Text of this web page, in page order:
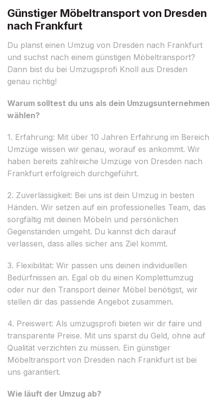
Günstiger Möbeltransport von Dresden
nach Frankfurt
Du planst einen Umzug von Dresden nach Frankfurt
und suchst nach einem günstigen Möbeltransport?
Dann bist du bei Umzugsprofi Knoll aus Dresden
genau richtig!
Warum solltest du uns als dein Umzugsunternehmen
wählen?
1. Erfahrung: Mit über 10 Jahren Erfahrung im Bereich
Umzüge wissen wir genau, worauf es ankommt. Wir
haben bereits zahlreiche Umzüge von Dresden nach
Frankfurt erfolgreich durchgeführt.
2. Zuverlässigkeit: Bei uns ist dein Umzug in besten
Händen. Wir setzen auf ein professionelles Team, das
sorgfältig mit deinen Möbeln und persönlichen
Gegenständen umgeht. Du kannst dich darauf
verlassen, dass alles sicher ans Ziel kommt.
3. Flexibilität: Wir passen uns deinen individuellen
Bedürfnissen an. Egal ob du einen Komplettumzug
oder nur den Transport deiner Möbel benötigst, wir
stellen dir das passende Angebot zusammen.
4. Preiswert: Als umzugsprofi bieten wir dir faire und
transparente Preise. Mit uns sparst du Geld, ohne auf
Qualität verzichten zu müssen. Ein günstiger
Möbeltransport von Dresden nach Frankfurt ist bei
uns garantiert.
Wie läuft der Umzug ab?